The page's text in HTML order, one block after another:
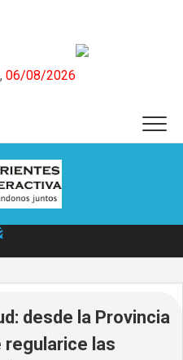
06/08/2026
desde la Provincia
regularice las